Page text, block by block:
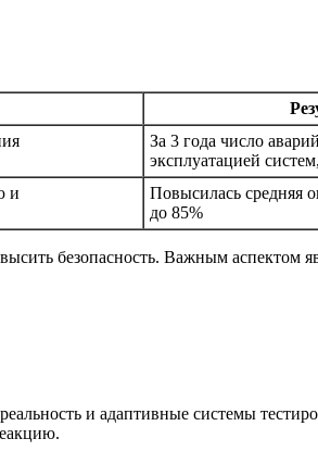
За 3 года число
эксплуатацией
и
Повысилась средняя
до 85%
безопасность. Важным аспектом
и адаптивные системы